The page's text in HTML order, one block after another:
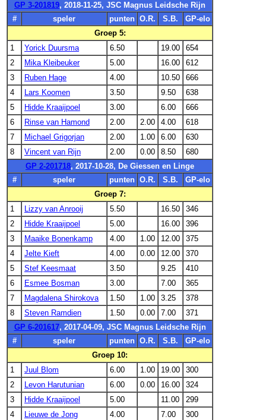
GP 3-201819, 2018-11-25, JSC Magnus Leidsche Rijn
#
speler punten O.R. S.B.
GP-elo
Groep 5:
1
Yorick Duursma 6.50 19.00
654
2
Mika Kleibeuker 5.00 16.00
612
3
Ruben Hage 4.00 10.50
666
4
Lars Koomen 3.50 9.50
638
5
Hidde Kraaijpoel 3.00 6.00
666
6
Rinse van Hamond 2.00 2.00 4.00
618
7
Michael Grigorjan 2.00 1.00 6.00
630
8
Vincent van Rijn 2.00 0.00 8.50
680
GP 2-201718, 2017-10-28, De Giessen en Linge
#
speler punten O.R. S.B.
GP-elo
Groep 7:
1
Lizzy van Anrooij 5.50 16.50
346
2
Hidde Kraaijpoel 5.00 16.00
396
3
Maaike Bonenkamp 4.00 1.00 12.00
375
4
Jelte Kieft 4.00 0.00 12.00
370
5
Stef Keesmaat 3.50 9.25
410
6
Esmee Bosman 3.00 7.00
365
7
Magdalena Shirokova 1.50 1.00 3.25
378
8
Steven Ramdien 1.50 0.00 7.00
371
GP 6-201617, 2017-04-09, JSC Magnus Leidsche Rijn
#
speler punten O.R. S.B.
GP-elo
Groep 10:
1
Juul Blom 6.00 1.00 19.00
300
2
Levon Harutunian 6.00 0.00 16.00
324
3
Hidde Kraaijpoel 5.00 11.00
299
4
Lieuwe de Jong 4.00 7.00
300